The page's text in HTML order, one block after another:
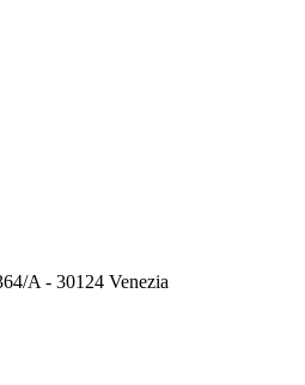
A - 30124 Venezia